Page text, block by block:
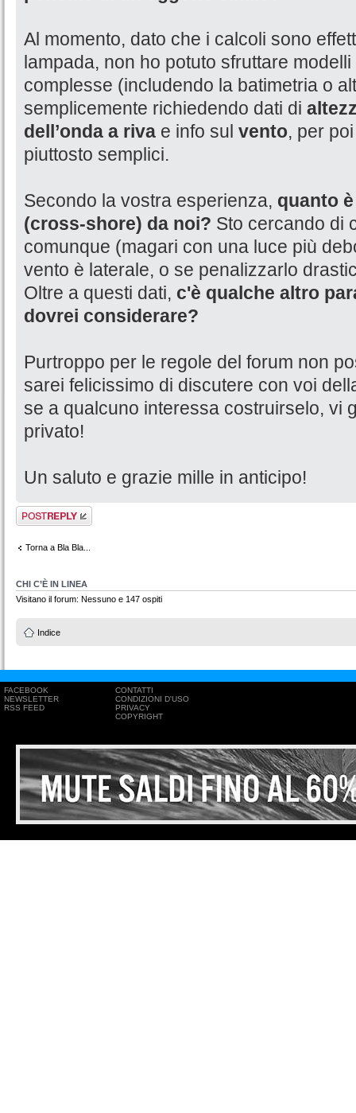
Al momento, dato che i calcoli sono
lampada, non ho potuto sfruttare
complesse (includendo la batimetria o
semplicemente richiedendo dati di
dell’onda a riva e info sul vento, per
piuttosto semplici.
Secondo la vostra esperienza, quanto
(cross-shore) da noi? Sto cercando di
comunque (magari con una luce più
vento è laterale, o se penalizzarlo
Oltre a questi dati, c'è qualche altro
dovrei considerare?
Purtroppo per le regole del forum non
sarei felicissimo di discutere con voi
se a qualcuno interessa costruirselo, vi
privato!
Un saluto e grazie mille in anticipo!
Rispondi al
messaggio
Torna a Bla Bla...
CHI C’È IN LINEA
Visitano il forum: Nessuno e 147 ospiti
Indice
FACEBOOK
NEWSLETTER
RSS FEED
CONTATTI
CONDIZIONI D'USO
PRIVACY
COPYRIGHT